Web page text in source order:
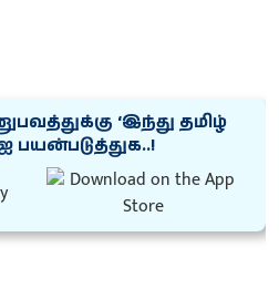
‘இந்து தமிழ்
பயன்படுத்துக..!